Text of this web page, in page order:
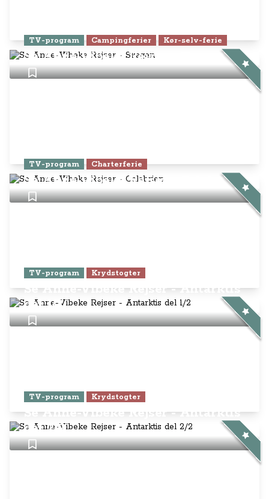
TV-program Campingferier Kør-selv-ferie
Se Anne-Vibeke Rejser - Skagen
TV-program Charterferie
Se Anne-Vibeke Rejser - Calabrien
TV-program Krydstogter
Se Anne-Vibeke Rejser - Antarktis
del 1/2
TV-program Krydstogter
Se Anne-Vibeke Rejser - Antarktis
del 2/2